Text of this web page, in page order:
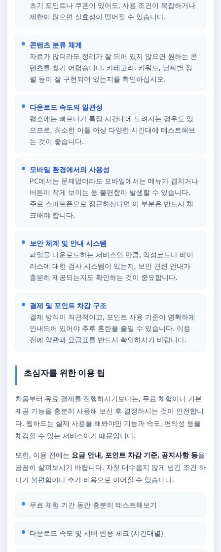
초기 포인트나 쿠폰이 있어도, 사용 조건이 복잡하거나
제한이 많으면 실효성이 떨어질 수 있습니다.
콘텐츠 분류 체계
자료가 많더라도 정리가 잘 되어 있지 않으면 원하는 콘
텐츠를 찾기 어렵습니다. 카테고리, 키워드, 날짜별 정
렬 등이 잘 구현되어 있는지를 확인하십시오.
다운로드 속도의 일관성
평소에는 빠르다가 특정 시간대에 느려지는 경우도 있
으므로, 최소한 이틀 이상 다양한 시간대에 테스트해보
는 것이 좋습니다.
모바일 환경에서의 사용성
PC에서는 문제없더라도 모바일에서는 메뉴가 겹치거나
버튼이 작게 보이는 등 불편함이 발생할 수 있습니다.
주로 스마트폰으로 접근하신다면 이 부분은 반드시 체
크해야 합니다.
보안 체계 및 안내 시스템
파일을 다운로드하는 서비스인 만큼, 악성코드나 바이
러스에 대한 검사 시스템이 있는지, 보안 관련 안내가
충분히 제공되는지도 확인하는 것이 중요합니다.
결제 및 포인트 차감 구조
결제 방식이 직관적이고, 포인트 사용 기준이 명확하게
안내되어 있어야 추후 혼란을 줄일 수 있습니다. 이용
전에 약관과 요금표를 반드시 확인하시기 바랍니다.
초심자를 위한 이용 팁
처음부터 유료 결제를 진행하시기보다는, 무료 체험이나 기본
제공 기능을 충분히 사용해 보신 후 결정하시는 것이 안전합니
다. 웹하드는 실제 사용을 해봐야만 기능과 속도, 편의성 등을
체감할 수 있는 서비스이기 때문입니다.
또한, 이용 전에는 요금 안내, 포인트 차감 기준, 공지사항 등을
꼼꼼히 살펴보시기 바랍니다. 자칫 대수롭지 않게 넘긴 조건 하
나가 불편함이나 추가 비용으로 이어질 수 있습니다.
무료 체험 기간 동안 충분히 테스트해보기
다운로드 속도 및 서버 반응 체크 (시간대별)